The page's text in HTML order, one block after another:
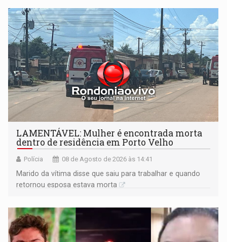
territoriais e sociais
LAMENTÁVEL: Mulher é encontrada morta
dentro de residência em Porto Velho
Polícia 08 de Agosto de 2026 às 14:41
Marido da vítima disse que saiu para trabalhar e quando
retornou esposa estava morta